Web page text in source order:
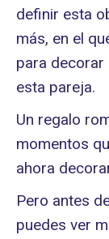
definir esta
más, en el
para decorar
esta pareja.
Un regalo
momentos
ahora
Pero antes
puedes ver